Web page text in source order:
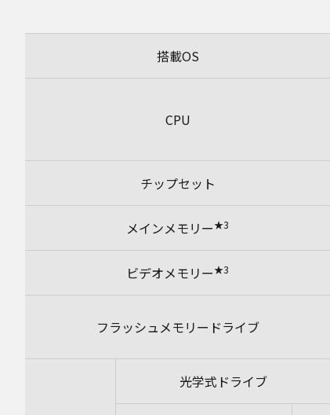
搭載OS
CPU
チップセット
メインメモリー★3
ビデオメモリー★3
フラッシュメモリードライブ
光学式ドライブ